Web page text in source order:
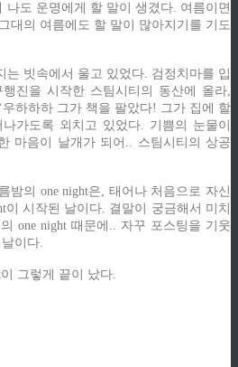
나도 운명에게 할 말이 생겼다. 여름이면
대의 여름에도 할 말이 많아지기를 기도
는 빗속에서 울고 있었다. 검정치마를 입
진을 시작한 스팀시티의 동산에 올라,
하하하 그가 책을 팔았다! 그가 집에 할
가도록 외치고 있었다. 기쁨의 눈물이
마음이 날개가 되어.. 스팀시티의 상공
밤의 one night은, 태어나 처음으로 자신
이 시작된 날이다. 결말이 궁금해서 미치
one night 때문에.. 자꾸 포스팅을 기웃
이다.
그렇게 끝이 났다.